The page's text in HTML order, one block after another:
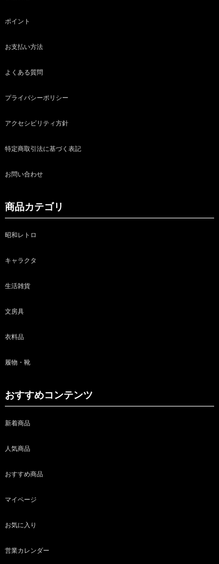
ポイント
お支払い方法
よくある質問
プライバシーポリシー
アクセシビリティ方針
特定商取引法に基づく表記
お問い合わせ
商品カテゴリ
昭和レトロ
キャラクタ
生活雑貨
文房具
衣料品
履物・靴
おすすめコンテンツ
新着商品
人気商品
おすすめ商品
マイページ
お気に入り
営業カレンダー